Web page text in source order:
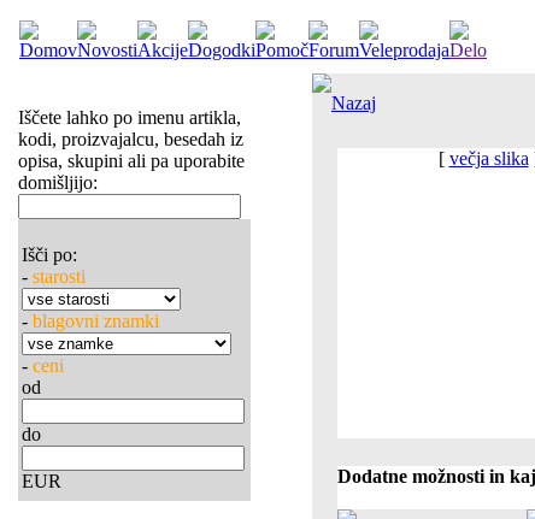
Iščete lahko po imenu artikla,
kodi, proizvajalcu, besedah iz
opisa, skupini ali pa uporabite
domišljijo:
Išči po:
- starosti
- blagovni znamki
- ceni
od
do
EUR
Nazaj
[ večja slika
Dodatne možnosti in